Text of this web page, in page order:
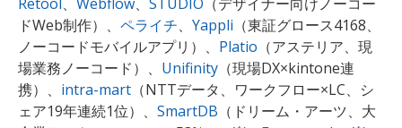
ドWeb制作）、 ペライチ、 Yappli （東証グロース4168、
ノーコードモバイルアプリ）、 Platio （アステリア、現
場業務ノーコード）、 Unifinity （現場DX×kintone連
携）、 intra-mart （NTTデータ、ワークフロー×LC、シ
ェア19年連続1位）、 SmartDB （ドリーム・アーツ、大